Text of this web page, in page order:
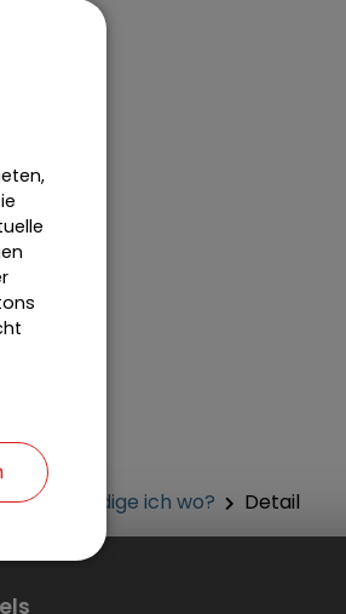
Was erledige ich wo? Detail